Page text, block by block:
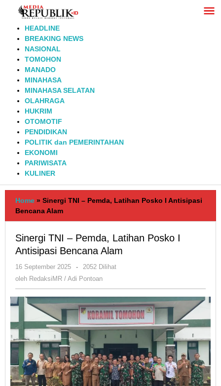
Lewati
HEADLINE
BREAKING NEWS
NASIONAL
TOMOHON
MANADO
MINAHASA
MINAHASA SELATAN
OLAHRAGA
HUKRIM
OTOMOTIF
PENDIDIKAN
POLITIK dan PEMERINTAHAN
EKONOMI
PARIWISATA
KULINER
Home » Sinergi TNI – Pemda, Latihan Posko I Antisipasi
Bencana Alam
Sinergi TNI – Pemda, Latihan Posko I
Antisipasi Bencana Alam
16 September 2025
oleh
RedaksiMR
Pontoan
-
2052 Dilihat
oleh RedaksiMR / Adi Pontoan